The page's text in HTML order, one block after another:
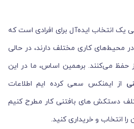
یک انتخاب ایده‌آل برای افرادی است که
محیط‌های کاری مختلف دارند، در حالی
می‌کنند. برهمین اساس، ما در این
از ایمنکس سعی کرده ایم اطلاعات
دستکش های بافتنی کار مطرح کنیم
را انتخاب و خریداری کنید.